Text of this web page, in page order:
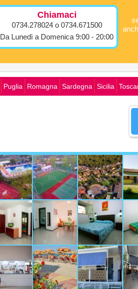
Chiamaci
0734.278024 o 0734.671500
Da Lunedì a Domenica 9:00 - 20:00
Puglia Romagna Sardegna Sicilia